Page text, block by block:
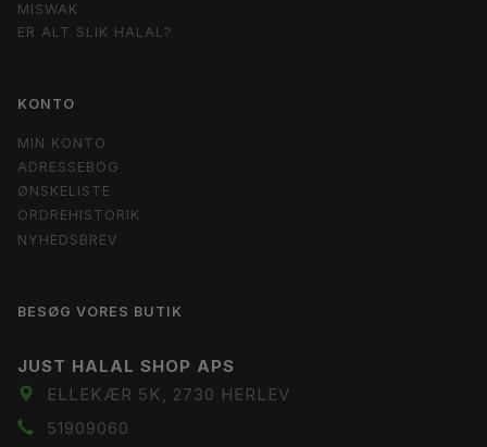
MISWAK
ER ALT SLIK HALAL?
KONTO
MIN KONTO
ADRESSEBOG
ØNSKELISTE
ORDREHISTORIK
NYHEDSBREV
BESØG VORES BUTIK
JUST HALAL SHOP APS
ELLEKÆR 5K, 2730 HERLEV
51909060